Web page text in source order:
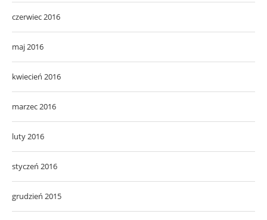
czerwiec 2016
maj 2016
kwiecień 2016
marzec 2016
luty 2016
styczeń 2016
grudzień 2015